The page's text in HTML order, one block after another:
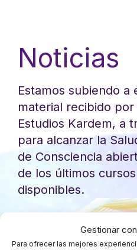
Gestionar
Para ofrecer las mejores
Noticias
Estamos subiendo a
material recibido
Estudios Kardem, a
para alcanzar la
de Consciencia
de los últimos
disponibles.